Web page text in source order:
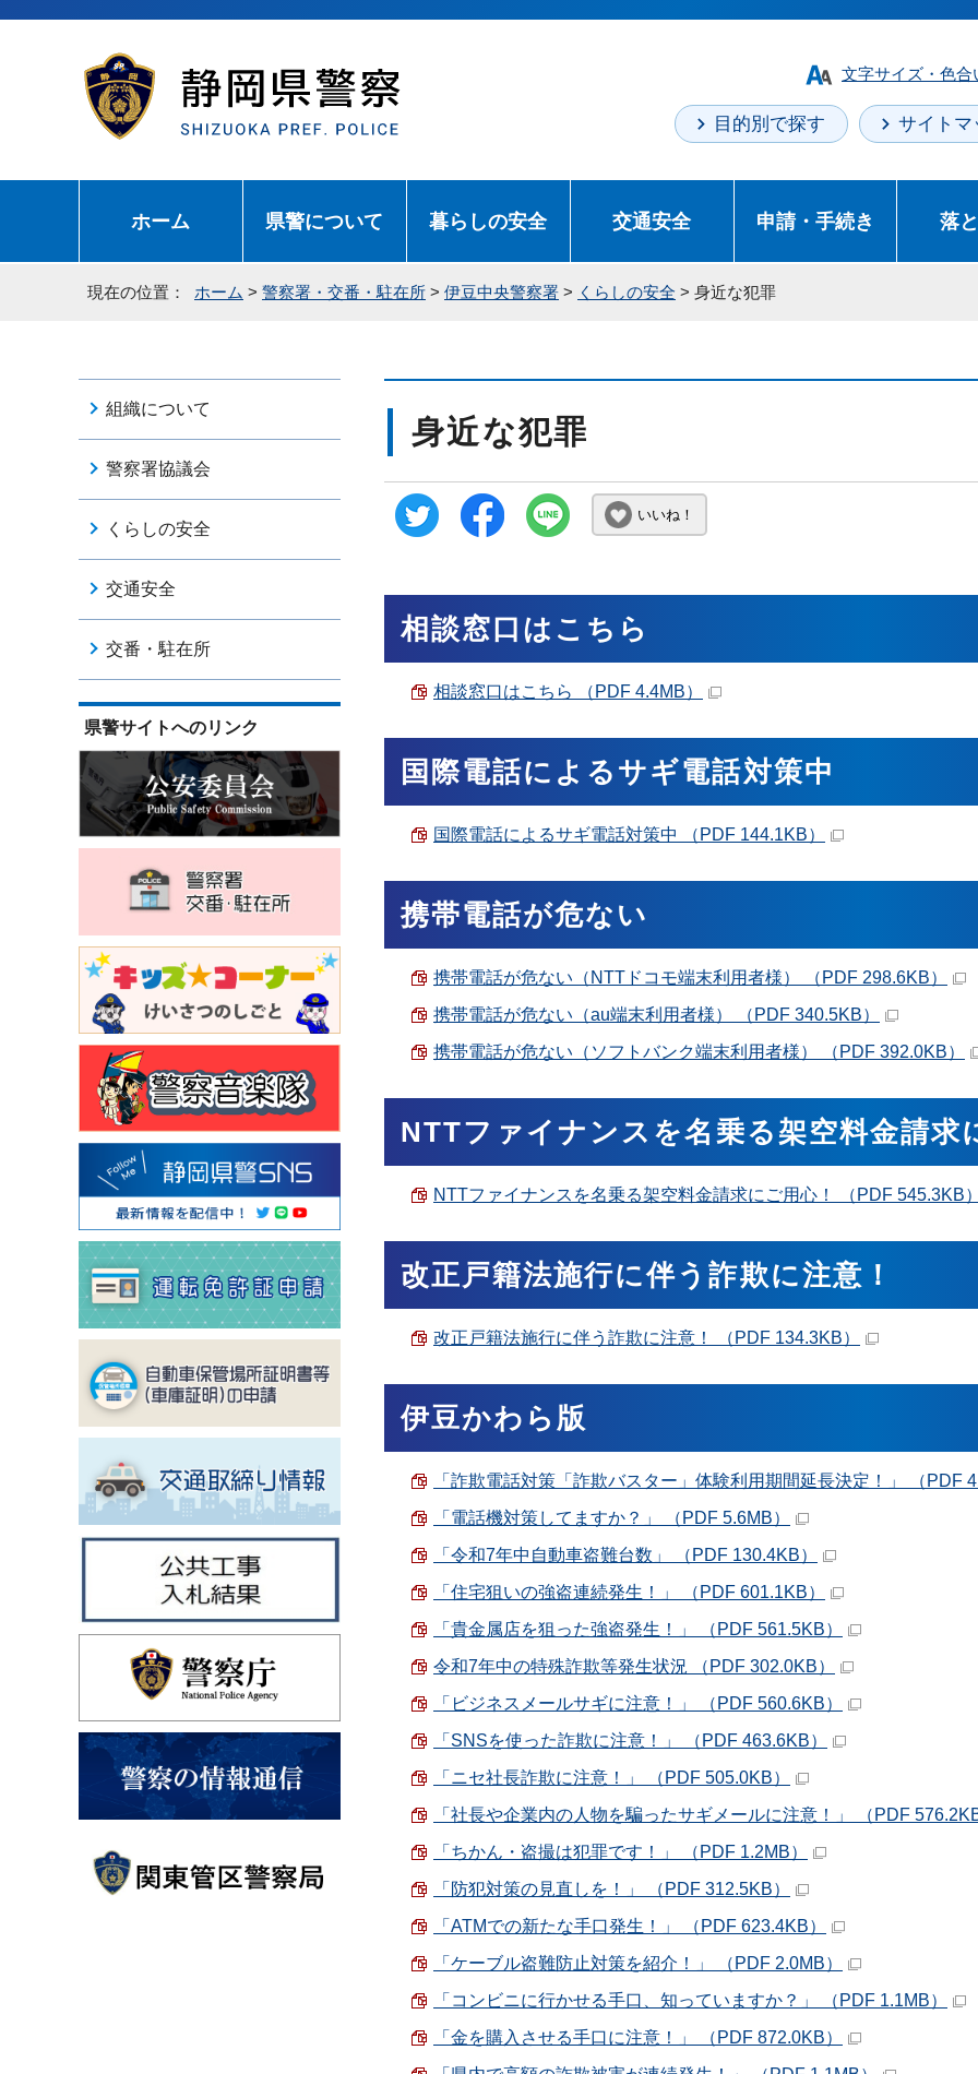
文字サイズ・色合
目的別で探す サイトマ
ホーム 県警について 暮らしの安全 交通安全 申請・手続き 落
現在の位置： ホーム > 警察署・交番・駐在所 > 伊豆中央警察署 > くらしの安全 > 身近な犯罪
身近な犯罪
いいね！
相談窓口はこちら
相談窓口はこちら （PDF 4.4MB）
国際電話によるサギ電話対策中
国際電話によるサギ電話対策中 （PDF 144.1KB）
携帯電話が危ない
携帯電話が危ない（NTTドコモ端末利用者様） （PDF 298.6KB）
携帯電話が危ない（au端末利用者様） （PDF 340.5KB）
携帯電話が危ない（ソフトバンク端末利用者様） （PDF 392.0KB）
NTTファイナンスを名乗る架空料金請求
NTTファイナンスを名乗る架空料金請求にご用心！ （PDF 545.3KB）
改正戸籍法施行に伴う詐欺に注意！
改正戸籍法施行に伴う詐欺に注意！ （PDF 134.3KB）
伊豆かわら版
「詐欺電話対策「詐欺バスター」体験利用期間延長決定！」 （PDF
「電話機対策してますか？」 （PDF 5.6MB）
「令和7年中自動車盗難台数」 （PDF 130.4KB）
「住宅狙いの強盗連続発生！」 （PDF 601.1KB）
「貴金属店を狙った強盗発生！」 （PDF 561.5KB）
令和7年中の特殊詐欺等発生状況 （PDF 302.0KB）
「ビジネスメールサギに注意！」 （PDF 560.6KB）
「SNSを使った詐欺に注意！」 （PDF 463.6KB）
「ニセ社長詐欺に注意！」 （PDF 505.0KB）
「社長や企業内の人物を騙ったサギメールに注意！」 （PDF 576.2KB
「ちかん・盗撮は犯罪です！」 （PDF 1.2MB）
「防犯対策の見直しを！」 （PDF 312.5KB）
「ATMでの新たな手口発生！」 （PDF 623.4KB）
「ケーブル盗難防止対策を紹介！」 （PDF 2.0MB）
「コンビニに行かせる手口、知っていますか？」 （PDF 1.1MB）
「金を購入させる手口に注意！」 （PDF 872.0KB）
組織について
警察署協議会
くらしの安全
交通安全
交番・駐在所
県警サイトへのリンク